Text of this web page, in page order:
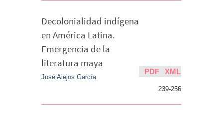
Decolonialidad indígena
en América Latina.
Emergencia de la
literatura maya
José Alejos García
239-256
PDF XML